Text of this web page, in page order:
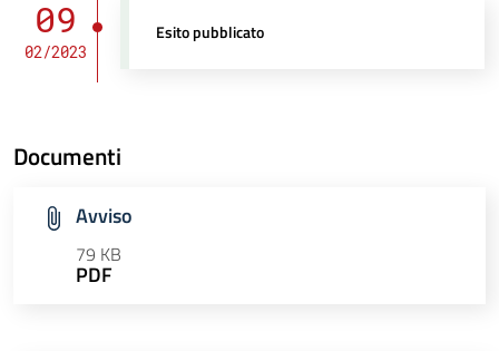
09
02/2023
Esito pubblicato
Documenti
Avviso
79 KB
PDF